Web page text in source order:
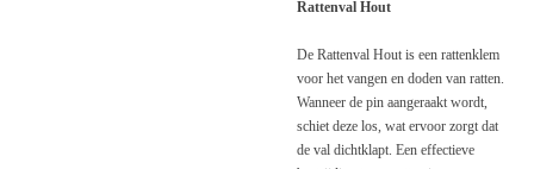
Rattenval Hout
De Rattenval Hout is een rattenklem
voor het vangen en doden van ratten.
Wanneer de pin aangeraakt wordt,
schiet deze los, wat ervoor zorgt dat
de val dichtklapt. Een effectieve